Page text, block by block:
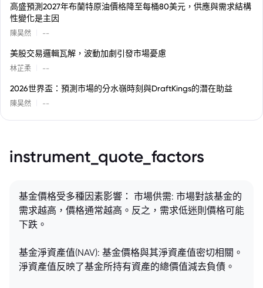
高盛預測2027年布蘭特原油價格降至每桶80美元，供應與需求結構
性變化是主因
陳昊然 --
美股交易邏輯瓦解，波動加劇引發市場憂慮
林芷柔 --
2026世界盃：預測市場的分水嶺時刻與DraftKings的潛在助益
陳昊然 --
instrument_quote_factors
基金價格受多種因素影響： 市場供需: 市場對該基金的
需求越高，價格通常越高。反之，需求低迷則價格可能
下跌。
基金淨資產值(NAV): 基金價格與其淨資產值密切相關。
淨資產值反映了基金所持有資產的總價值減去負債。